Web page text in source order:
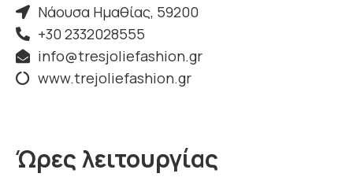
Νάουσα Ημαθίας, 59200
+30 2332028555
info@tresjoliefashion.gr
www.trejoliefashion.gr
Ώρες λειτουργίας